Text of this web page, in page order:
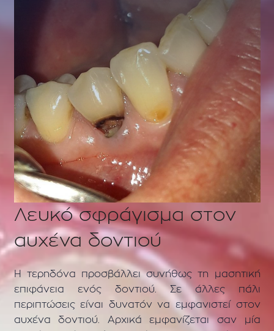
Λευκό σφράγισμα στον
αυχένα δοντιού
Η τερηδόνα προσβάλλει συνήθως τη μασητική
επιφάνεια ενός δοντιού. Σε άλλες πάλι
περιπτώσεις είναι δυνατόν να εμφανιστεί στον
αυχένα δοντιού. Αρχικά εμφανίζεται σαν μία